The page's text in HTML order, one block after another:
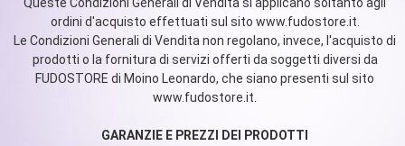
ordini d'acquisto effettuati sul sito www.fudostore.it.
Le Condizioni Generali di Vendita non regolano, invece, l'acquisto di
prodotti o la fornitura di servizi offerti da soggetti diversi da
FUDOSTORE di Moino Leonardo, che siano presenti sul sito
www.fudostore.it.
GARANZIE E PREZZI DEI PRODOTTI